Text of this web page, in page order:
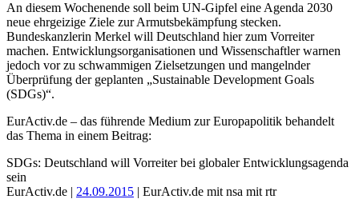
An diesem Wochenende soll beim UN-Gipfel eine Agenda 2030
neue ehrgeizige Ziele zur Armutsbekämpfung stecken.
Bundeskanzlerin Merkel will Deutschland hier zum Vorreiter
machen. Entwicklungsorganisationen und Wissenschaftler warnen
jedoch vor zu schwammigen Zielsetzungen und mangelnder
Überprüfung der geplanten „Sustainable Development Goals
(SDGs)“.
EurActiv.de – das führende Medium zur Europapolitik behandelt
das Thema in einem Beitrag:
SDGs: Deutschland will Vorreiter bei globaler Entwicklungsagenda
sein
EurActiv.de | 24.09.2015 | EurActiv.de mit nsa mit rtr